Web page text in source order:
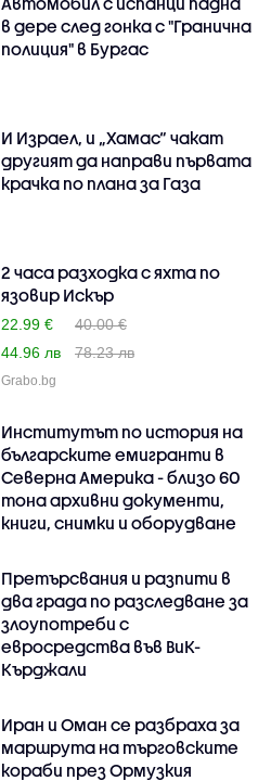
в дере след гонка с "Гранична
полиция" в Бургас
И Израел, и „Хамас“ чакат
другият да направи първата
крачка по плана за Газа
2 часа разходка с яхта по
язовир Искър
22.99 €
40.00 €
44.96 лв
78.23 лв
Grabo.bg
Институтът по история на
българските емигранти в
Северна Америка - близо 60
тона архивни документи,
книги, снимки и оборудване
Претърсвания и разпити в
два града по разследване за
злоупотреби с
евросредства във ВиК-
Кърджали
Иран и Оман се разбраха за
маршрута на търговските
кораби през Ормузкия